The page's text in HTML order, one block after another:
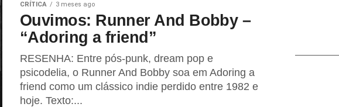
CRÍTICA 3 meses ago
Ouvimos: Runner And Bobby –
“Adoring a friend”
RESENHA: Entre pós-punk, dream pop e
psicodelia, o Runner And Bobby soa em Adoring a
friend como um clássico indie perdido entre 1982 e
hoje. Texto:...